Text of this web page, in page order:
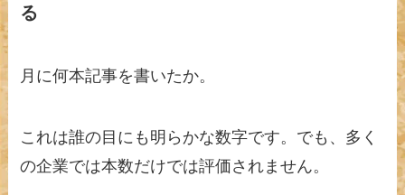
る
月に何本記事を書いたか。
これは誰の目にも明らかな数字です。でも、多く
の企業では本数だけでは評価されません。